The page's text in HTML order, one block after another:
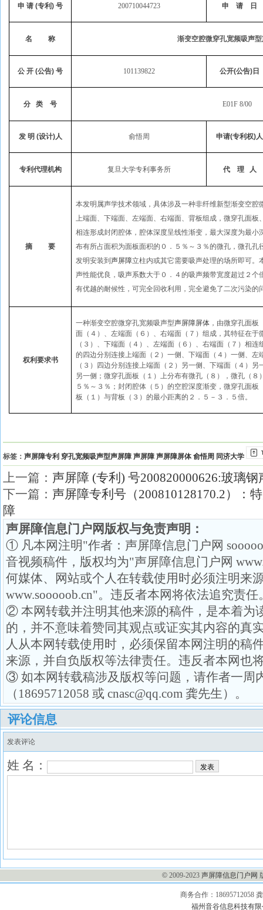
申 请 (专利) 号 200710044723 申 请 日
名 称 渐变空腔微穿孔宽频吸声型
公 开 (公告) 号 101139822 公开(公告)日
分 类 号 E01F 8/00
发 明 (设计)人 俞悟周 申请(专利权) 人
专利代理机构 复旦大学专利事务所 代 理 人
摘 要
本发明属声学技术领域，具体涉及一种非纤维新型渐变空腔
上端面、下端面、左端面、右端面、背板组成，微穿孔面
相连形成封闭腔体，腔体深度呈线性渐变，最大深度为最
布有所占面积为面板面积的０．５％～３％的微孔，微孔
发明安装到声屏障立柱内或其它需要吸声处理的场所即可
声性能优良，吸声系数大于０．４的吸声频带宽度超过２
有优越的耐候性，可完全回收利用，完全避免了二次污染的
权利要求书
一种渐变空腔微穿孔宽频吸声型声屏障屏体 ，由微穿孔面
面（４）、左端面（６）、右端面（７）组成，其特征在
（３）、下端面（４）、左端面（６）、右端面（７）相
的四边分别连接上端面（２）一侧、下端面（４）一侧、
（３）四边分别连接上端面（２）另一侧、下端面（４）
另一侧；微穿孔面板（１）上分布有微孔（８），微孔（
５％～３％；封闭腔体（５）的空腔深度渐变，微穿孔面
板（１）与背板（３）的最小距离的２．５－３．５倍。
标签： 声屏障专利 穿孔宽频吸声型声屏障 声屏障 声屏障屏体 俞悟周 同济大学
上一篇： 声屏障 (专利) 号200820000626:玻璃钢
下一篇： 声屏障专利号（200810128170.2）：
障
声屏障信息门户网版权与免责声明：
① 凡本网注明"作者：声屏障信息门户网
音视频稿件，版权均为"声屏障信息门户网
何媒体、网站或个人在转载使用时必须注明来
www.sooooob.cn"。违反者本网将依法追究责任
② 本网转载并注明其他来源的稿件，是本着为
的，并不意味着赞同其观点或证实其内容的真
人从本网转载使用时，必须保留本网注明的稿
来源，并自负版权等法律责任。违反者本网也
③ 如本网转载稿涉及版权等问题，请作者一周
（18695712058 或 cnasc@qq.com 龚先生）。
评论信息
发表评论
姓 名： 发表
© 2009-2023 声屏障信息门户网
商务合作：18695712058
福州音谷信息科技有